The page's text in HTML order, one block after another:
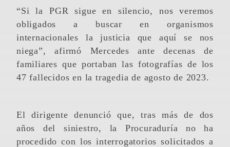
“Si la PGR sigue en silencio, nos veremos
obligados a buscar en organismos
internacionales la justicia que aquí se nos
niega”, afirmó Mercedes ante decenas de
familiares que portaban las fotografías de los
47 fallecidos en la tragedia de agosto de 2023.
El dirigente denunció que, tras más de dos
años del siniestro, la Procuraduría no ha
procedido con los interrogatorios solicitados a